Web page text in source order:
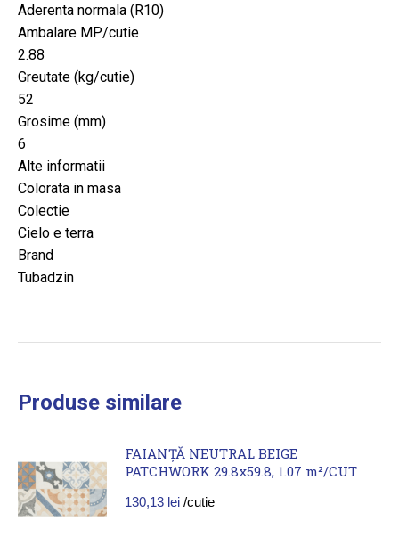
Aderenta normala (R10)
Ambalare MP/cutie
2.88
Greutate (kg/cutie)
52
Grosime (mm)
6
Alte informatii
Colorata in masa
Colectie
Cielo e terra
Brand
Tubadzin
Produse similare
FAIANȚĂ NEUTRAL BEIGE
PATCHWORK 29.8x59.8, 1.07 m²/CUT
130,13 lei /cutie